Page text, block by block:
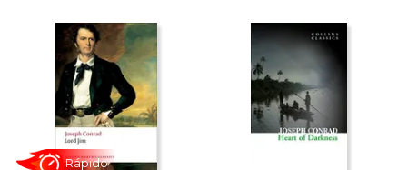
15%
dcto.
15%